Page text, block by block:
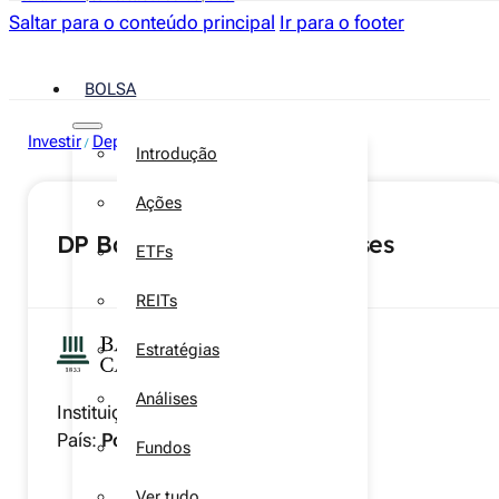
Saltar para o conteúdo principal Ir para o footer
BOLSA
Introdução
Ações
ETFs
REITs
Estratégias
Análises
Fundos
Investir / Depósitos a prazo
DP Banco Carregosa 3 Meses
Instituição:Banco Carregosa
País:Portugal